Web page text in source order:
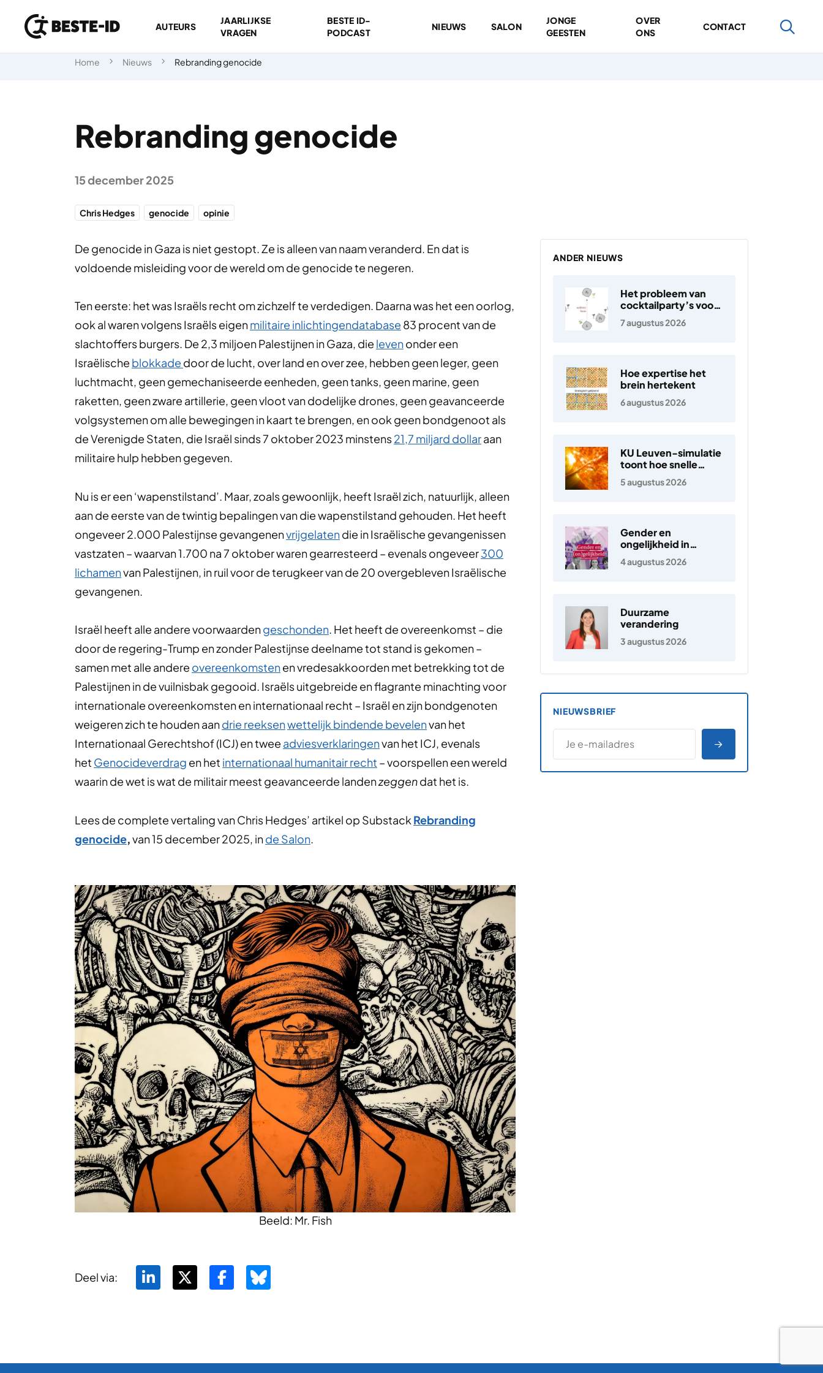
Ga naar inhoud
AUTEURS
JAARLIJKSE
VRAGEN
BESTE ID-
PODCAST
NIEUWS SALON
JONGE
GEESTEN
OVER
ONS
CONTACT
Home Nieuws Rebranding genocide
Rebranding genocide
15 december 2025
Chris Hedges genocide opinie
De genocide in Gaza is niet gestopt. Ze is alleen van naam veranderd. En dat is
voldoende misleiding voor de wereld om de genocide te negeren.
Ten eerste: het was Israëls recht om zichzelf te verdedigen. Daarna was het een oorlog,
ook al waren volgens Israëls eigenmilitaire inlichtingendatabase 83 procent van de
slachtoffers burgers. De 2,3 miljoen Palestijnen in Gaza, die levenonder een
Israëlische blokkade door de lucht, over land en over zee, hebben geen leger, geen
luchtmacht, geen gemechaniseerde eenheden, geen tanks, geen marine, geen
raketten, geen zware artillerie, geen vloot van dodelijke drones, geen geavanceerde
volgsystemen om alle bewegingen in kaart te brengen, en ook geen bondgenoot als
de Verenigde Staten, die Israël sinds 7 oktober 2023 minstens21,7 miljard dollaraan
militaire hulp hebben gegeven.
Nu is er een ‘wapenstilstand’. Maar, zoals gewoonlijk, heeft Israël zich, natuurlijk, alleen
aan de eerste van de twintig bepalingen van die wapenstilstand gehouden. Het heeft
ongeveer 2.000 Palestijnse gevangenenvrijgelatendie in Israëlische gevangenissen
vastzaten – waarvan 1.700 na 7 oktober waren gearresteerd – evenals ongeveer300
lichamenvan Palestijnen, in ruil voor de terugkeer van de 20 overgebleven Israëlische
gevangenen.
Israël heeft alle andere voorwaardengeschonden. Het heeft de overeenkomst – die
door de regering-Trump en zonder Palestijnse deelname tot stand is gekomen –
samen met alle andere overeenkomstenen vredesakkoorden met betrekking tot de
Palestijnen in de vuilnisbak gegooid. Israëls uitgebreide en flagrante minachting voor
internationale overeenkomsten en internationaal recht – Israël en zijn bondgenoten
weigeren zich te houden aandrie reeksenwettelijk bindende bevelenvan het
Internationaal Gerechtshof (ICJ) en twee adviesverklaringenvan het ICJ, evenals
het Genocideverdrag en het internationaal humanitair recht – voorspellen een wereld
waarin de wet is wat de militair meest geavanceerde landenzeggendat het is.
Lees de complete vertaling van Chris Hedges’ artikel op Substack Rebranding
genocide,van 15 december 2025, inde Salon.
Beeld: Mr. Fish
Deel via:
ANDER NIEUWS
Het probleem van
cocktailparty’s voor
hoortoestellen
7 augustus 2026
Hoe expertise het
brein hertekent
6 augustus 2026
KU Leuven-simulatie
toont hoe snelle
elektronen in de
zonnewind ontstaan
5 augustus 2026
Gender en
ongelijkheid in
Nederland
4 augustus 2026
Duurzame
verandering
3 augustus 2026
NIEUWSBRIEF
E-MAILADRES
*
AANMELDEN